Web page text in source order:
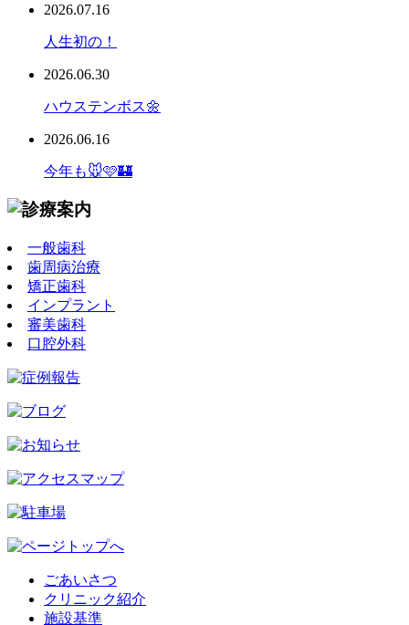
2026.07.16
人生初の！
2026.06.30
ハウステンボス🌼
2026.06.16
今年も🐭🩷🏰
一般歯科
歯周病治療
矯正歯科
インプラント
審美歯科
口腔外科
ごあいさつ
クリニック紹介
施設基準